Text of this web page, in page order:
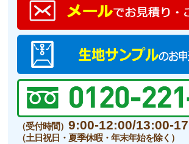
（受付時間）9:00-12:00/13:00-
（土日祝日・夏季休暇・年末年始を除く）